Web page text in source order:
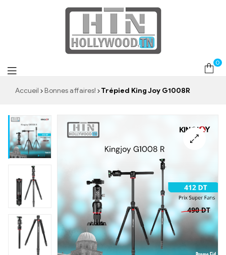
0
Accueil Bonnes affaires! Trépied King Joy G1008R